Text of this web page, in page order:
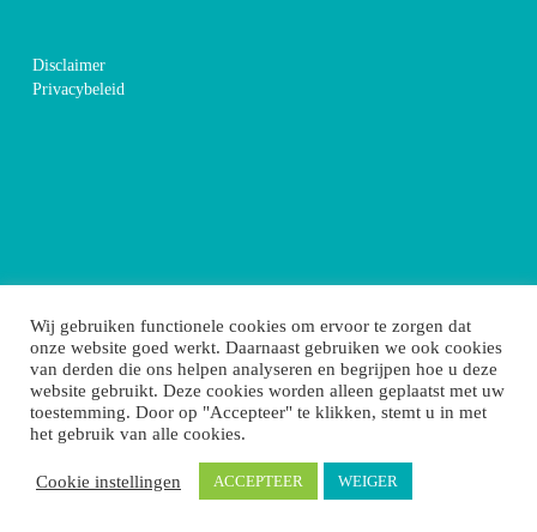
Disclaimer
Privacybeleid
Wij gebruiken functionele cookies om ervoor te zorgen dat
onze website goed werkt. Daarnaast gebruiken we ook cookies
van derden die ons helpen analyseren en begrijpen hoe u deze
website gebruikt. Deze cookies worden alleen geplaatst met uw
toestemming. Door op "Accepteer" te klikken, stemt u in met
het gebruik van alle cookies.
Cookie instellingen ACCEPTEER WEIGER